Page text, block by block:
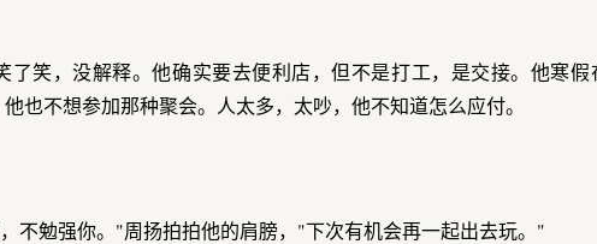
了笑，没解释。他确实要去便利店，但不是打工，是交接。他寒
也不想参加那种聚会。人太多，太吵，他不知道怎么应付。
不勉强你。"周扬拍拍他的肩膀，"下次有机会再一起出去玩。"